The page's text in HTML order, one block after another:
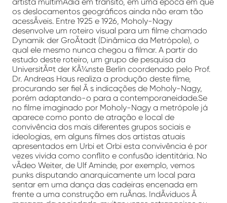
os deslocamentos geográficos ainda não eram tão
acessÃ­veis. Entre 1925 e 1926, Moholy-Nagy
desenvolve um roteiro visual para um filme chamado
Dynamik der GroÃtadt (Dinâmica da Metrópole), o
qual ele mesmo nunca chegou a filmar. A partir do
estudo deste roteiro, um grupo de pesquisa da
UniversitÃ¤t der KÃ¼nste Berlin coordenado pelo Prof.
Dr. Andreas Haus realiza a produção deste filme,
procurando ser fiel Ã s indicações de Moholy-Nagy,
porém adaptando-o para a contemporaneidade.Se
no filme imaginado por Moholy-Nagy a metrópole já
aparece como ponto de atração e local de
convivência dos mais diferentes grupos sociais e
ideologias, em alguns filmes dos artistas atuais
apresentados em Urbi et Orbi esta convivência é por
vezes vivida como conflito e confusão identitária. No
vÃ­deo Weiter, de Ulf Aminde, por exemplo, vemos
punks disputando anarquicamente um local para
sentar em uma dança das cadeiras encenada em
frente a uma construção em ruÃ­nas. IndÃ­viduos Ã